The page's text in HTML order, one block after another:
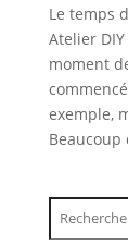
Le temps
Atelier
moment
exemple,
Beaucoup